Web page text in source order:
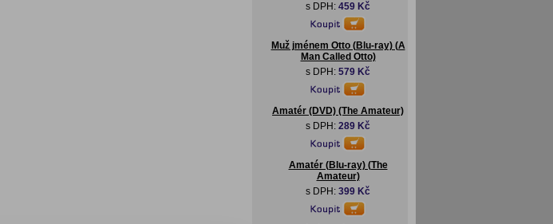
s DPH: 459 Kč
Muž jménem Otto (Blu-ray) (A
Man Called Otto)
s DPH: 579 Kč
Amatér (DVD) (The Amateur)
s DPH: 289 Kč
Amatér (Blu-ray) (The
Amateur)
s DPH: 399 Kč